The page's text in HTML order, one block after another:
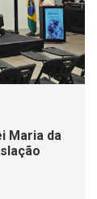
Maria da